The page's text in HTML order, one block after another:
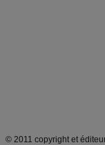
© 2011 copyright et